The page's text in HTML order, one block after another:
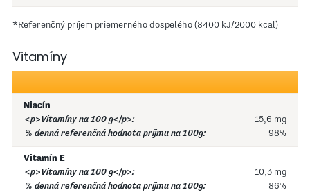
*Referenčný príjem priemerného dospelého (8400 kJ/2000 kcal)
Vitamíny
Niacín
15,6 mg
98%
Vitamín E
10,3 mg
86%